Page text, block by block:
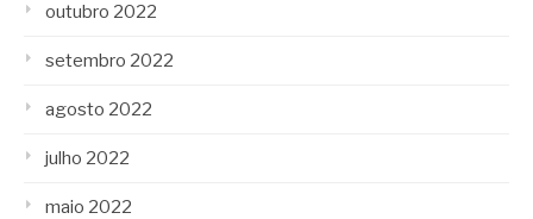
outubro 2022
setembro 2022
agosto 2022
julho 2022
maio 2022